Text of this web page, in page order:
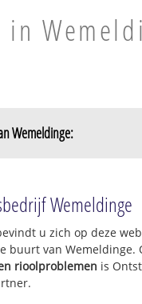
Wemeldinge:
Wemeldinge
u zich op deze
buurt van Wemeldinge.
rioolproblemen is